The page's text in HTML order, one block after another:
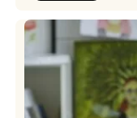
frå
Frøydis